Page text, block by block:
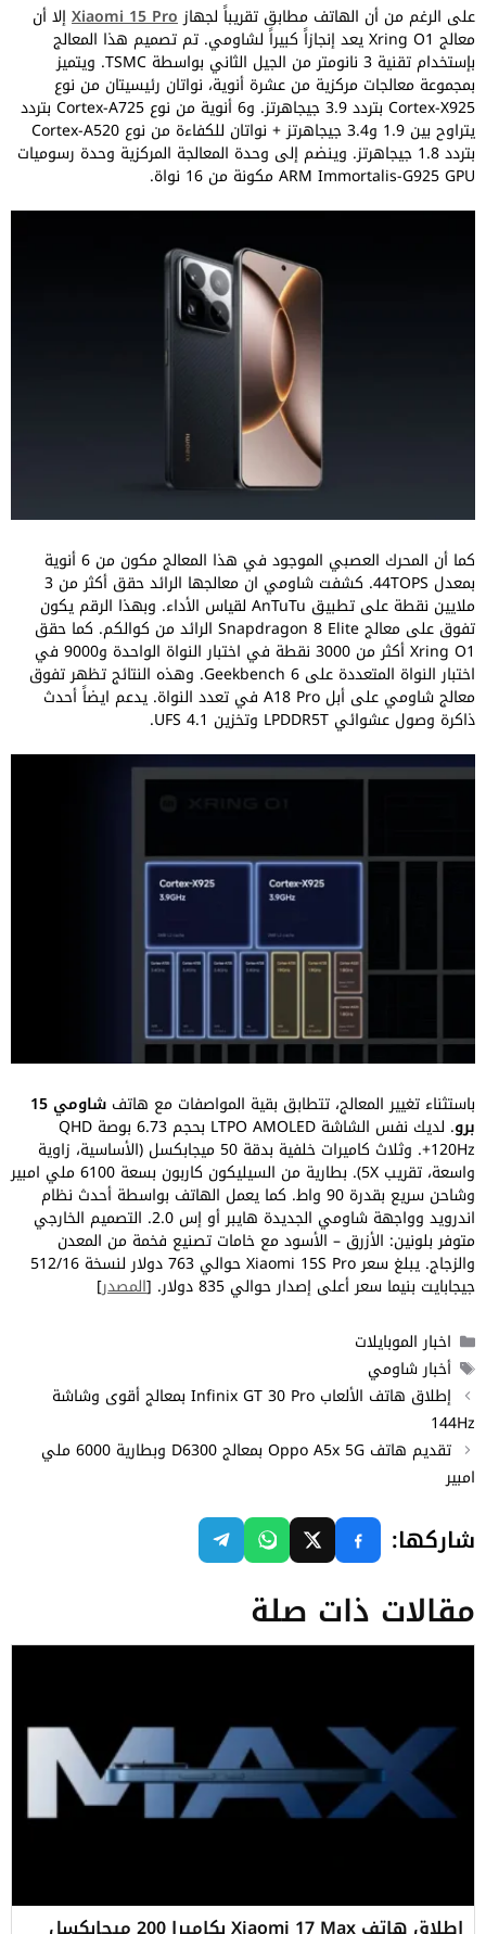
على الرغم من أن الهاتف مطابق تقريباً لجهازXiaomi 15 Proإلا أن
معالج Xring O1 يعد إنجازاً كبيراً لشاومي. تم تصميم هذا المعالج
بإستخدام تقنية 3 نانومتر من الجيل الثاني بواسطة TSMC. ويتميز
بمجموعة معالجات مركزية من عشرة أنوية، نواتان رئيسيتان من نوع
Cortex-X925 بتردد 3.9 جيجاهرتز. و6 أنوية من نوع Cortex-A725 بتردد
يتراوح بين 1.9 و3.4 جيجاهرتز + نواتان للكفاءة من نوع Cortex-A520
بتردد 1.8 جيجاهرتز. وينضم إلى وحدة المعالجة المركزية وحدة رسوميات
ARM Immortalis-G925 GPU مكونة من 16 نواة.
كما أن المحرك العصبي الموجود في هذا المعالج مكون من 6 أنوية
بمعدل 44TOPS. كشفت شاومي ان معالجها الرائد حقق أكثر من 3
ملايين نقطة على تطبيق AnTuTu لقياس الأداء. وبهذا الرقم يكون
تفوق على معالج Snapdragon 8 Elite الرائد من كوالكم. كما حقق
Xring O1 أكثر من 3000 نقطة في اختبار النواة الواحدة و9000 في
اختبار النواة المتعددة على Geekbench 6. وهذه النتائج تظهر تفوق
معالج شاومي على أبل A18 Pro في تعدد النواة. يدعم ايضاً أحدث
ذاكرة وصول عشوائي LPDDR5T وتخزين UFS 4.1.
باستثناء تغيير المعالج، تتطابق بقية المواصفات مع هاتف شاومي 15
برو . لديك نفس الشاشة LTPO AMOLED بحجم 6.73 بوصة QHD
+120Hz. وثلاث كاميرات خلفية بدقة 50 ميجابكسل (الأساسية، زاوية
واسعة، تقريب 5X). بطارية من السيليكون كاربون بسعة 6100 ملي امبير
وشاحن سريع بقدرة 90 واط. كما يعمل الهاتف بواسطة أحدث نظام
اندرويد وواجهة شاومي الجديدة هايبر أو إس 2.0. التصميم الخارجي
متوفر بلونين: الأزرق – الأسود مع خامات تصنيع فخمة من المعدن
والزجاج. يبلغ سعر Xiaomi 15S Pro حوالي 763 دولار لنسخة 512/16
جيجابايت بنيما سعر أعلى إصدار حوالي 835 دولار. [ المصدر]
التصنيفات
اخبار الموبايلات
الوسوم
أخبار شاومي
إطلاق هاتف الألعاب Infinix GT 30 Pro بمعالج أقوى وشاشة
144Hz
تقديم هاتف Oppo A5x 5G بمعالج D6300 وبطارية 6000 ملي
امبير
شاركها:
مقالات ذات صلة